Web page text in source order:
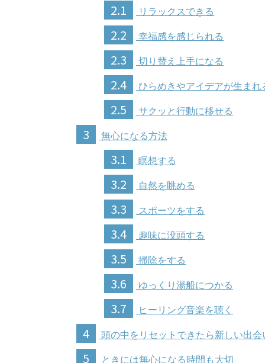
2.1 リラックスできる
2.2 幸福感を感じられる
2.3 切り替え上手になる
2.4 ひらめきやアイデアが生まれ
2.5 サクッと行動に移せる
3 無心になる方法
3.1 瞑想する
3.2 自然を眺める
3.3 スポーツをする
3.4 趣味に没頭する
3.5 掃除をする
3.6 ゆっくり湯船につかる
3.7 ヒーリング音楽を聴く
4 頭の中をリセットできたら新しい出会
5 ときには無心になる時間も大切